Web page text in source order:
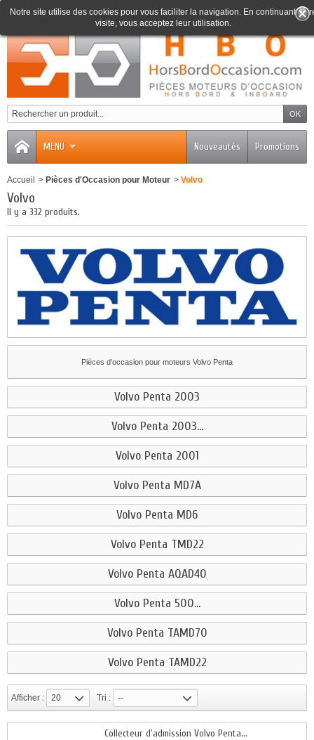
0
MENU Promotions
Nouveautés
Notre site utilise des cookies pour vous faciliter la navigation. En continuant
visite, vous acceptez leur utilisation.
Accueil > Pièces d'Occasion pour Moteur > Volvo
Volvo
Il y a 332 produits.
Pièces d'occasion pour moteurs Volvo Penta
Volvo Penta 2003
Volvo Penta 2003...
Volvo Penta 2001
Volvo Penta MD7A
Volvo Penta MD6
Volvo Penta TMD22
Volvo Penta AQAD40
Volvo Penta 500...
Volvo Penta TAMD70
Volvo Penta TAMD22
Afficher : 20 Tri : --
Collecteur d'admission Volvo Penta...